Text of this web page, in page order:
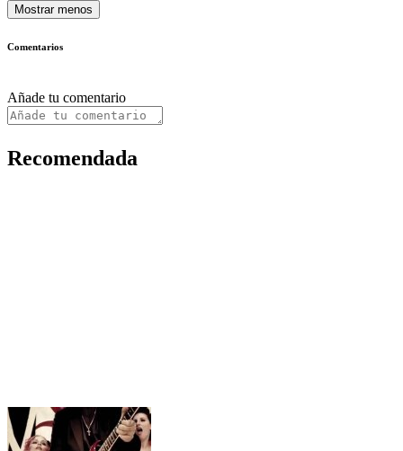
Mostrar menos
Comentarios
Añade tu comentario
Recomendada